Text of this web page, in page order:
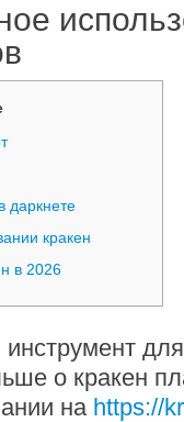
даркнете
кракен
в 2026
о кракен
на https://